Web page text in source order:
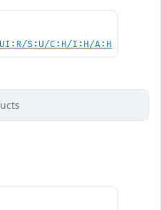
UI:R/S:U/C:H/I:H/A:H